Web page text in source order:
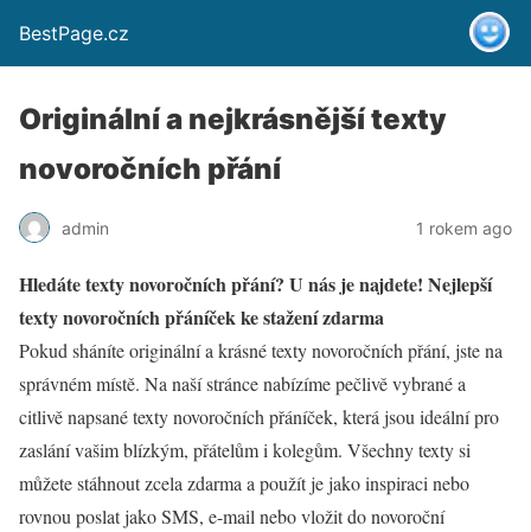
BestPage.cz
Originální a nejkrásnější texty
novoročních přání
admin 1 rokem ago
Hledáte texty novoročních přání? U nás je najdete! Nejlepší
texty novoročních přáníček ke stažení zdarma
Pokud sháníte originální a krásné texty novoročních přání, jste na
správném místě. Na naší stránce nabízíme pečlivě vybrané a
citlivě napsané texty novoročních přáníček, která jsou ideální pro
zaslání vašim blízkým, přátelům i kolegům. Všechny texty si
můžete stáhnout zcela zdarma a použít je jako inspiraci nebo
rovnou poslat jako SMS, e-mail nebo vložit do novoroční